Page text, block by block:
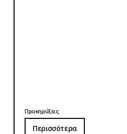
Προκηρύξεις
Περισσότερα